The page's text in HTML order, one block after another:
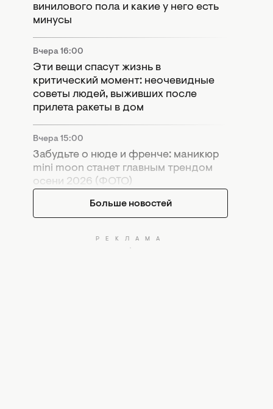
винилового пола и какие у него есть
минусы
Вчера 16:00
Эти вещи спасут жизнь в
критический момент: неочевидные
советы людей, выживших после
прилета ракеты в дом
Вчера 15:00
Забудьте о нюде и френче: маникюр
mini moon станет главным трендом
осени 2026 (ФОТО)
Больше новостей